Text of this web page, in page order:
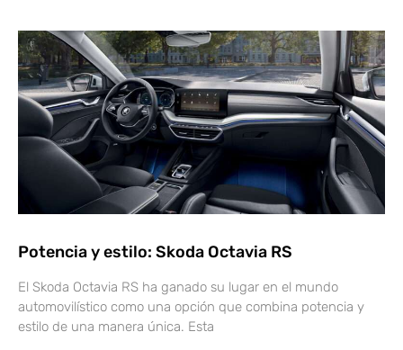
Potencia y estilo: Skoda Octavia RS
El Skoda Octavia RS ha ganado su lugar en el mundo
automovilístico como una opción que combina potencia y
estilo de una manera única. Esta